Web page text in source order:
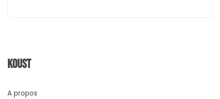
Koust
A propos